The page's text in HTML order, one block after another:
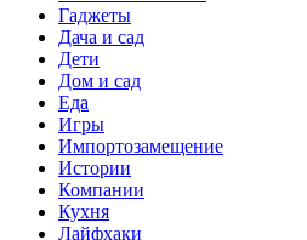
Гаджеты
Дача и сад
Дети
Дом и сад
Еда
Игры
Импортозамещение
Истории
Компании
Кухня
Лайфхаки